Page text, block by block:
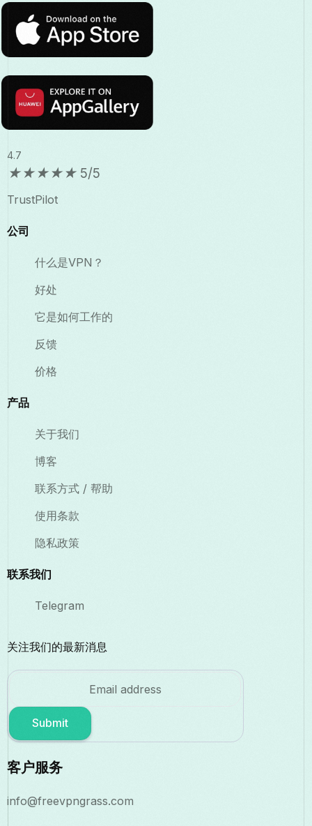
4.7
★★★★★ 5/5
TrustPilot
公司
什么是VPN？
好处
它是如何工作的
反馈
价格
产品
关于我们
博客
联系方式 / 帮助
使用条款
隐私政策
联系我们
Telegram
关注我们的最新消息
Submit
客户服务
info@freevpngrass.com